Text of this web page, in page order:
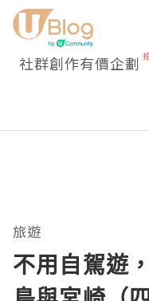
社群創作有價企劃
旅遊
不用自駕遊